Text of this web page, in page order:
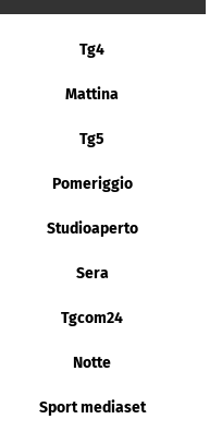
Tg4
Mattina
Tg5
Pomeriggio
Studioaperto
Sera
Tgcom24
Notte
Sport mediaset